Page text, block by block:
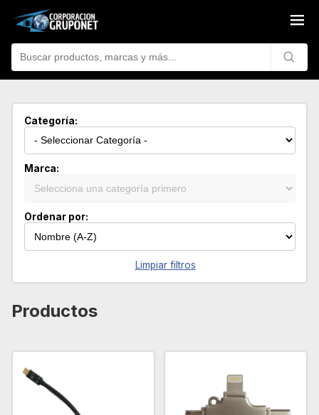
Categoría:
Marca:
Ordenar por:
Limpiar filtros
Productos